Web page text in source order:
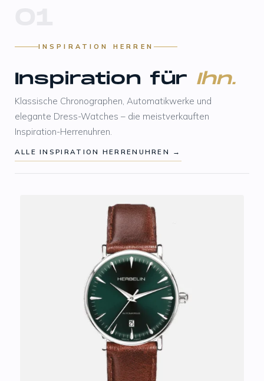
INSPIRATION HERREN
Inspiration für Ihn.
Klassische Chronographen, Automatikwerke und
elegante Dress-Watches – die meistverkauften
Inspiration-Herrenuhren.
ALLE INSPIRATION HERRENUHREN →